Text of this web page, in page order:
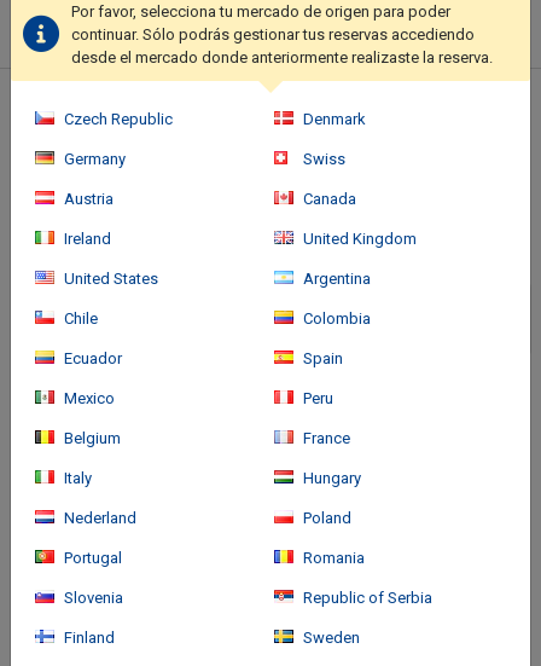
such as complimentary wireless internet access and a
communal living room.. Featured amenities include a 24-hour
Cómo llegar
10-minute walk of Parque Mejoras Públicas and Megamall
Por favor, selecciona tu mercado de origen para poder
continuar. Sólo podrás gestionar tus reservas accediendo
desde el mercado donde anteriormente realizaste la reserva.
Czech Republic Denmark
Germany Swiss
Austria Canada
Ireland United Kingdom
United States Argentina
Chile Colombia
Ecuador Spain
Mexico Peru
Belgium France
Italy Hungary
Nederland Poland
Portugal Romania
Slovenia Republic of Serbia
Finland Sweden